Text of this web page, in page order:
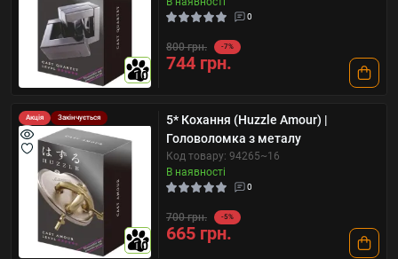
10
0
800 грн. -7%
744 грн.
Акція Закінчується
10
5* Кохання (Huzzle Amour) |
Головоломка з металу
Код товару: 94265~16
В наявності
0
700 грн. -5%
665 грн.